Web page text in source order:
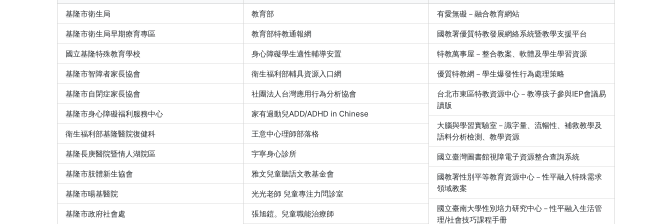
基隆市衛生局
基隆市衛生局早期療育專區
國立基隆特殊教育學校
基隆市智障者家長協會
基隆市自閉症家長協會
基隆市身心障礙福利服務中心
衛生福利部基隆醫院復健科
基隆長庚醫院暨情人湖院區
基隆市肢體新生協會
基隆市暘基醫院
基隆市政府社會處
教育部
教育部特教通報網
身心障礙學生適性輔導安置
衛生福利部輔具資源入口網
社團法人台灣應用行為分析協會
家有過動兒ADD/ADHD in Chinese
王意中心理師部落格
宇寧身心診所
雅文兒童聽語文教基金會
光光老師 兒童專注力問診室
張旭鎧。兒童職能治療師
有愛無礙－融合教育網站
國教署優質特教發展網絡系統暨教學支援平台
特教萬事屋－整合教案、軟體及學生學習資源
優質特教網－學生爆發性行為處理策略
台北市東區特教資源中心－教導孩子參與IEP會議易
讀版
大腦與學習實驗室－識字量、流暢性、補救教學及
語料分析檢測、教學資源
國立臺灣圖書館視障電子資源整合查詢系統
國教署性別平等教育資源中心－性平融入特殊需求
領域教案
國立臺南大學性別培力研究中心－性平融入生活管
理/社會技巧課程手冊